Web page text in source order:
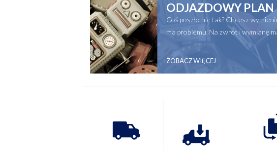
ODJAZDOWY PLAN
Coś poszło nie tak? Chcesz
ma problemu. Na zwrot i wymianę
ZOBACZ WIĘCEJ